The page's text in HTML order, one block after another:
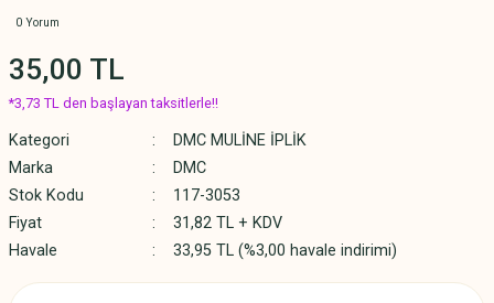
0 Yorum
35,00 TL
*3,73 TL den başlayan taksitlerle!!
Kategori
DMC MULİNE İPLİK
Marka
DMC
Stok Kodu
117-3053
Fiyat
31,82 TL + KDV
Havale
33,95 TL (%3,00 havale indirimi)